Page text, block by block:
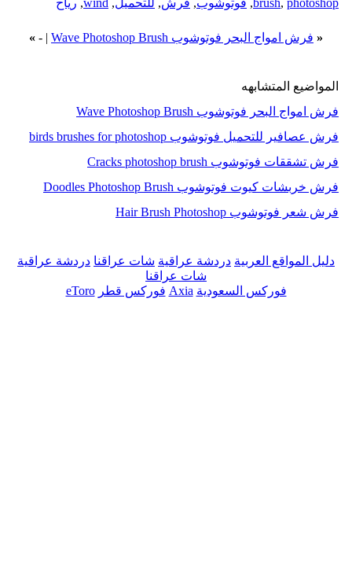
brush, photoshop
, فوتوشوب, فرش, للتحميل,
wind
, رياح
« فرش امواج البحر فوتوشوب Wave Photoshop Brush |
-
»
المواضيع المتشابهه
فرش امواج البحر فوتوشوب Wave Photoshop Brush
فرش عصافير للتحميل فوتوشوب birds brushes for photoshop
فرش تشققات فوتوشوب Cracks photoshop brush
فرش خربشات كيوت فوتوشوب Doodles Photoshop Brush
فرش شعر فوتوشوب Hair Brush Photoshop
دليل المواقع العربية دردشة عراقية شات عراقنا دردشة عراقية
شات عراقنا
فوركس السعودية Axia فوركس قطر eToro